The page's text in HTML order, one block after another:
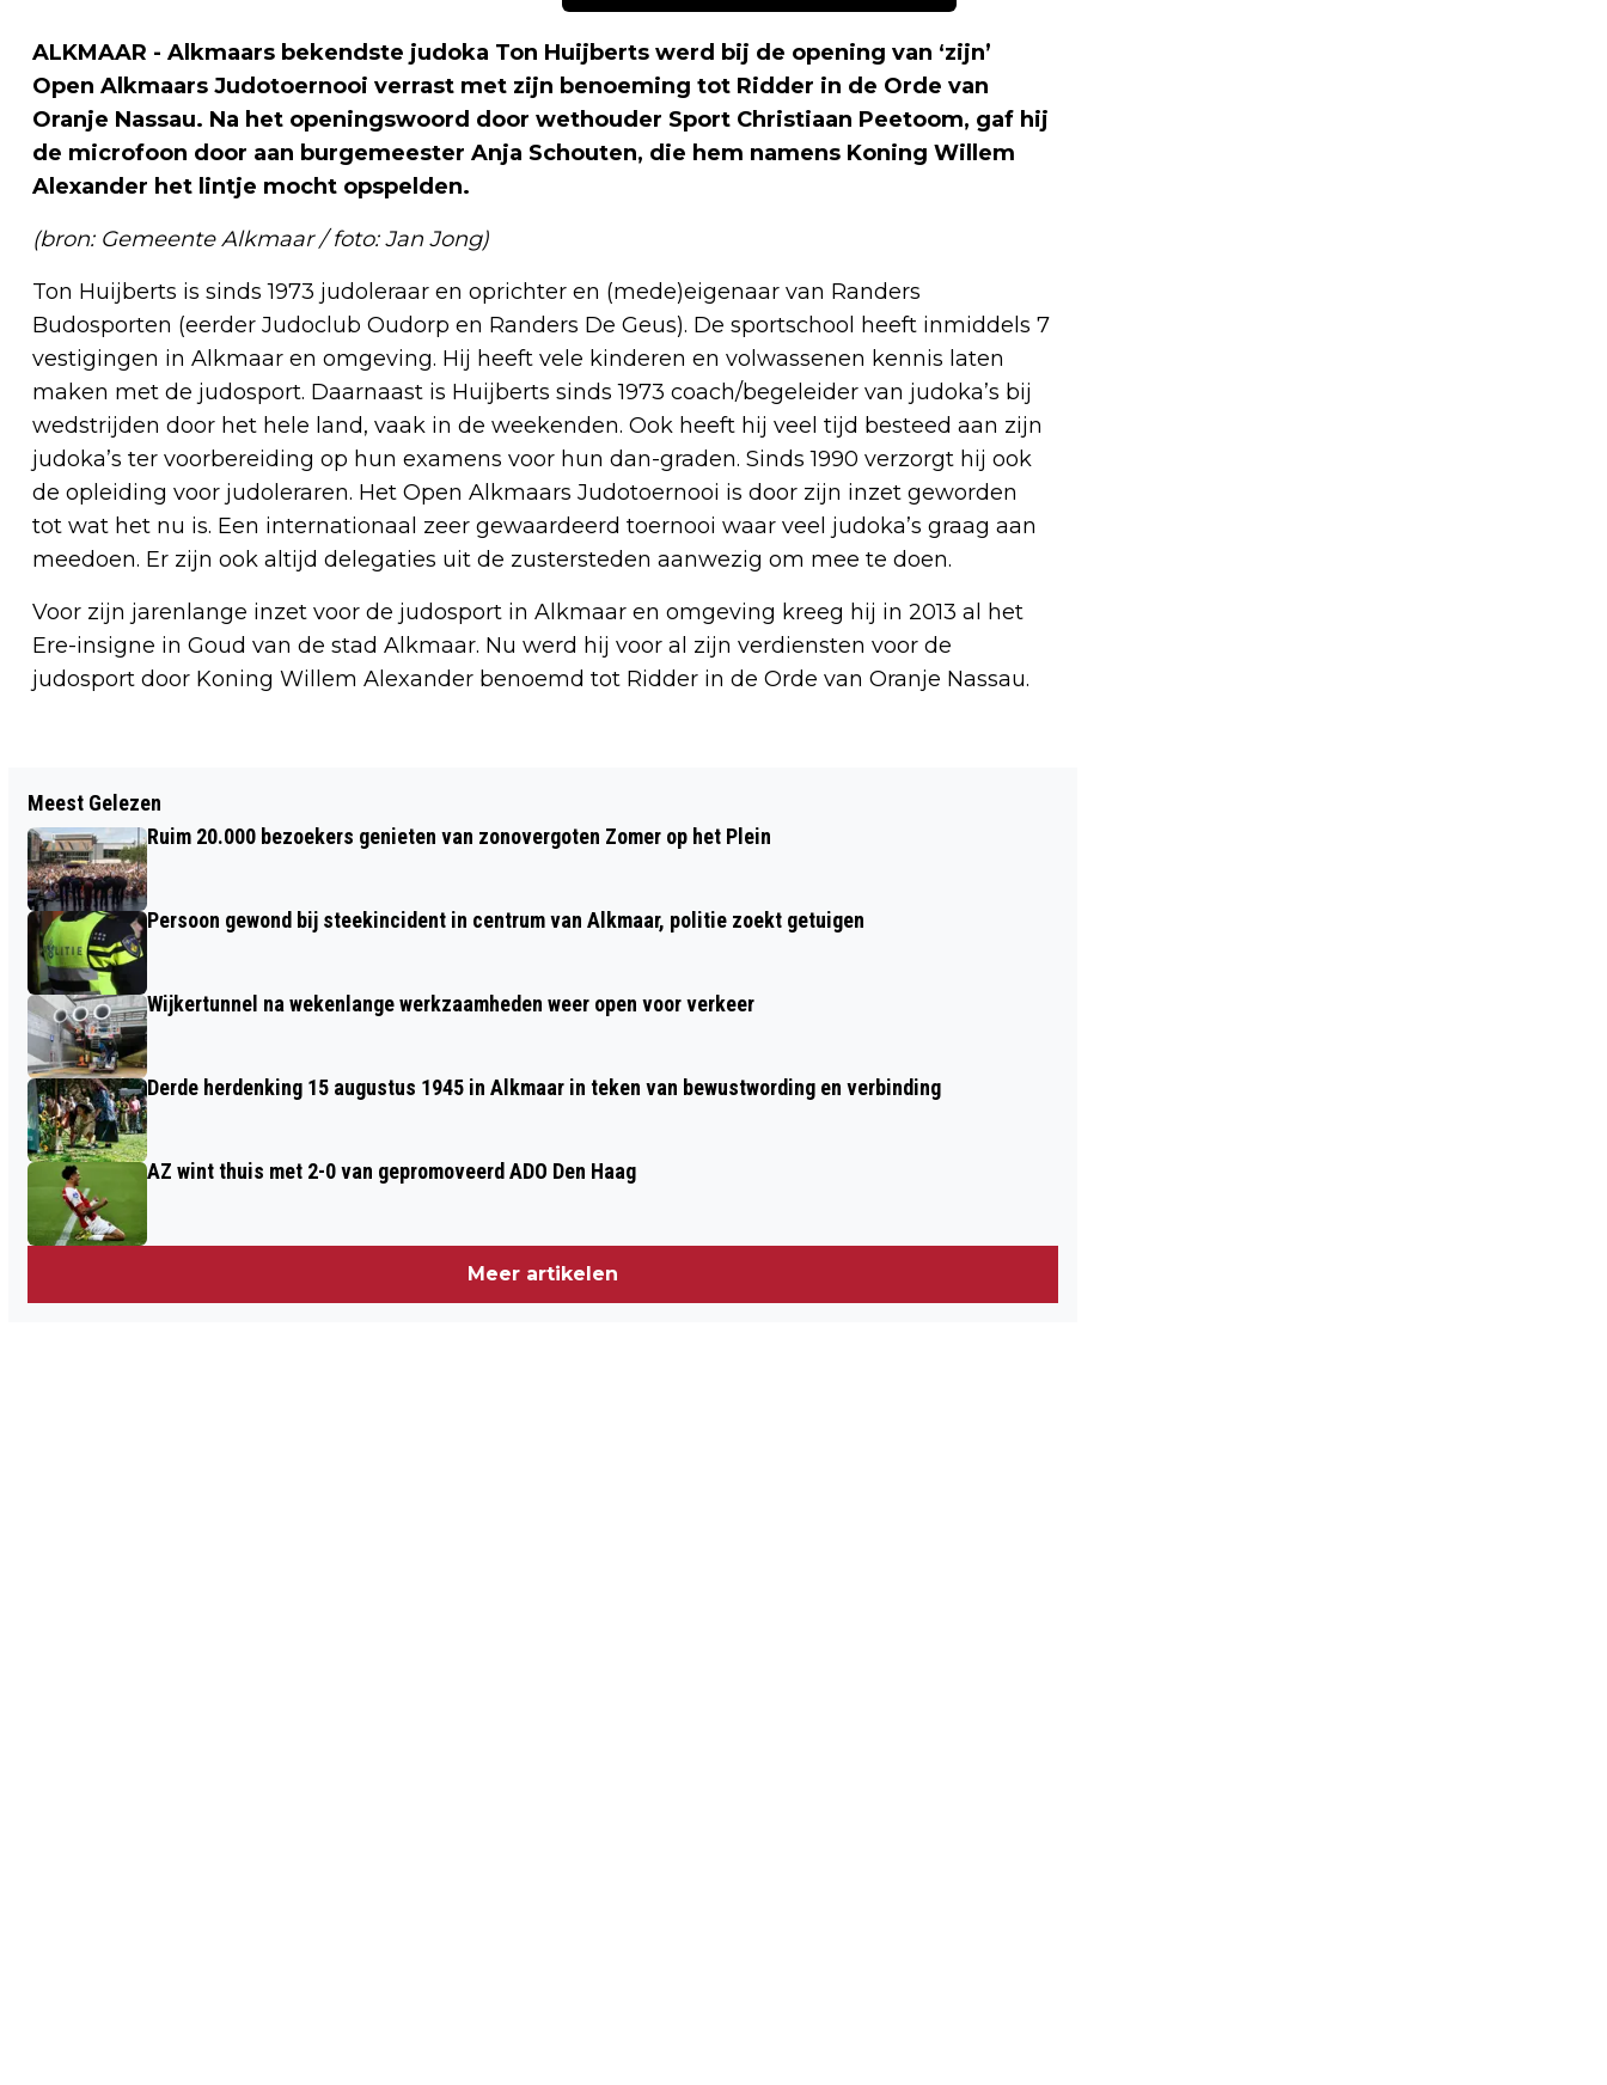
ALKMAAR - Alkmaars bekendste judoka Ton Huijberts werd bij de opening van ‘zijn’
Open Alkmaars Judotoernooi verrast met zijn benoeming tot Ridder in de Orde van
Oranje Nassau. Na het openingswoord door wethouder Sport Christiaan Peetoom, gaf hij
de microfoon door aan burgemeester Anja Schouten, die hem namens Koning Willem
Alexander het lintje mocht opspelden.
(bron: Gemeente Alkmaar / foto: Jan Jong)
Ton Huijberts is sinds 1973 judoleraar en oprichter en (mede)eigenaar van Randers
Budosporten (eerder Judoclub Oudorp en Randers De Geus). De sportschool heeft inmiddels 7
vestigingen in Alkmaar en omgeving. Hij heeft vele kinderen en volwassenen kennis laten
maken met de judosport. Daarnaast is Huijberts sinds 1973 coach/begeleider van judoka’s bij
wedstrijden door het hele land, vaak in de weekenden. Ook heeft hij veel tijd besteed aan zijn
judoka’s ter voorbereiding op hun examens voor hun dan-graden. Sinds 1990 verzorgt hij ook
de opleiding voor judoleraren. Het Open Alkmaars Judotoernooi is door zijn inzet geworden
tot wat het nu is. Een internationaal zeer gewaardeerd toernooi waar veel judoka’s graag aan
meedoen. Er zijn ook altijd delegaties uit de zustersteden aanwezig om mee te doen.
Voor zijn jarenlange inzet voor de judosport in Alkmaar en omgeving kreeg hij in 2013 al het
Ere-insigne in Goud van de stad Alkmaar. Nu werd hij voor al zijn verdiensten voor de
judosport door Koning Willem Alexander benoemd tot Ridder in de Orde van Oranje Nassau.
MAARTEN VAN HEEMSKERCK: ÉÉN
TENTOONSTELLING IN DRIE MUSEA
TIJDENS HERFSTVAKANTIE BIJ
Meest Gelezen
Ruim 20.000 bezoekers genieten van zonovergoten Zomer op het Plein
Persoon gewond bij steekincident in centrum van Alkmaar, politie zoekt getuigen
Wijkertunnel na wekenlange werkzaamheden weer open voor verkeer
Derde herdenking 15 augustus 1945 in Alkmaar in teken van bewustwording en verbinding
AZ wint thuis met 2-0 van gepromoveerd ADO Den Haag
Meer artikelen